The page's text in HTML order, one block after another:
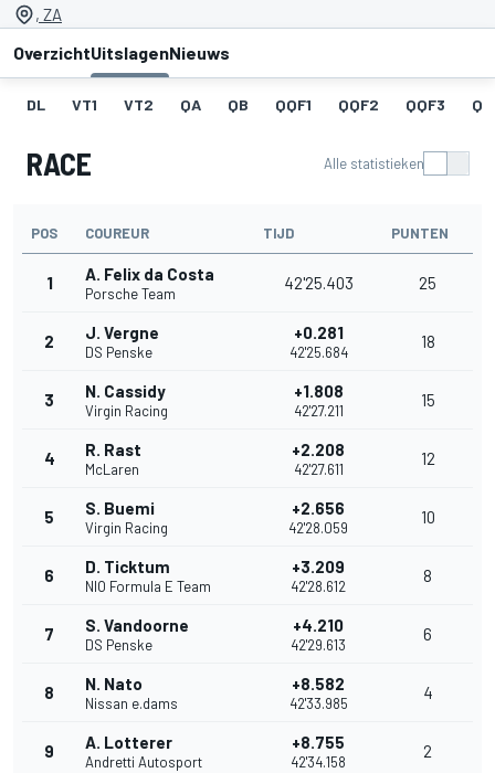
, ZA
OverzichtUitslagenNieuws
DL VT1 VT2 QA QB QQF1 QQF2 QQF3
RACE Alle statistieken
POS COUREUR TIJD PUNTEN
1 A. Felix da Costa
Porsche Team
42'25.403 25
2 J. Vergne
DS Penske
+0.281
42'25.684
18
3 N. Cassidy
Virgin Racing
+1.808
42'27.211
15
4 R. Rast
McLaren
+2.208
42'27.611
12
5 S. Buemi
Virgin Racing
+2.656
42'28.059
10
6 D. Ticktum
NIO Formula E Team
+3.209
42'28.612
8
7 S. Vandoorne
DS Penske
+4.210
42'29.613
6
8 N. Nato
Nissan e.dams
+8.582
42'33.985
4
9 A. Lotterer
Andretti Autosport
+8.755
42'34.158
2